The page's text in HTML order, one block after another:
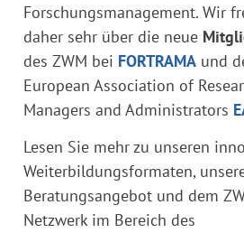
Forschungsmanagement. Wir
daher sehr über die neue
des ZWM bei FORTRAMA und
European Association of
Managers and Administrators
Lesen Sie mehr zu unseren
Weiterbildungsformaten,
Beratungsangebot und dem
Netzwerk im Bereich des